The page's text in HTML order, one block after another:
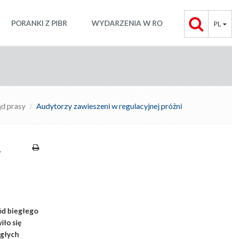
PL
PORANKI Z PIBR WYDARZENIA W RO
prasy Audytorzy zawieszeni w regulacyjnej próżni
biegłego
się